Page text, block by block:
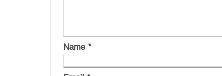
Name *